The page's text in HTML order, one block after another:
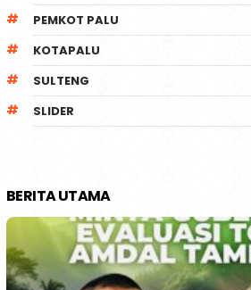
PEMKOT PALU
KOTAPALU
SULTENG
SLIDER
BERITA UTAMA